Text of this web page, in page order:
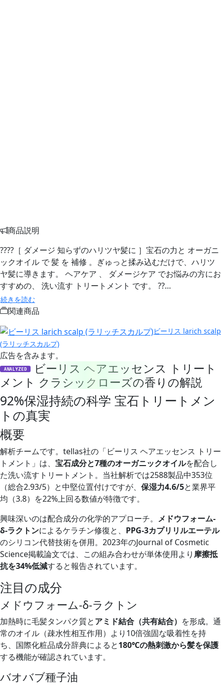
商品説明
????［ ダメージ 知らずのハリツヤ髪に ］宝石の力と オーガニ
ックオイル で 髪 を 補修 。ぎゅっと揉み込むだけで、ハリツ
ヤ髪に導きます。 ヘアケア 、 ダメージケア でお悩みの方にお
すすめの、 洗い流す トリートメント です。 ??…
続きを読む
関連商品
ビーリス larich scalp
(ラリッチスカルプ)
広告を含みます。
ANALYZED
ビーリス ヘアエッセンス トリート
メント クラシックローズの香りの解説
92%保湿持続の科学 宝石トリートメン
トの真実
概要
解析チームです。tellas社の「ビーリス ヘアエッセンス トリー
トメント」は、 宝石成分と7種のオーガニックオイルを配合し
た洗い流すトリートメント。当社解析では2588製品中353位
（総合2.93/5）と中堅位置付けですが、 保湿力4.6/5と業界平
均（3.8）を22%上回る数値が特徴です。
興味深いのは配合成分の化学的アプローチ。 メドウフォーム-
δ-ラクトンによるケラチン修復と、 PPG-3カプリリルエーテル
のシリコン代替技術を併用。2023年のJournal of Cosmetic
Science掲載論文では、この組み合わせが単体使用より 摩擦抵
抗を34%低減すると報告されています。
注目の成分
メドウフォーム-δ-ラクトン
加熱時に毛髪タンパク質とアミド結合（共有結合） を形成。通
常のオイル（疎水性相互作用）より10倍強固な吸着性を持
ち、国際化粧品成分辞典によると180℃の熱刺激から髪を保護
する機能が確認されています。
バオバブ種子油